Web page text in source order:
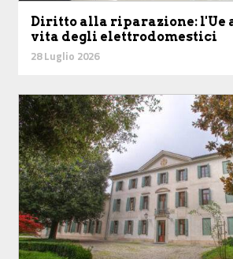
Diritto alla riparazione: l'Ue
vita degli elettrodomestici
28 Luglio 2026